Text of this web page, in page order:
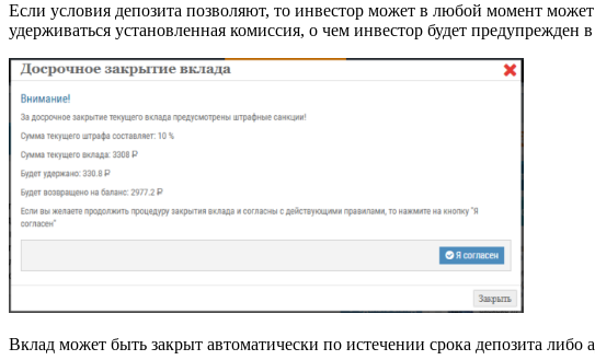
Если условия депозита позволяют, то инвестор может в любой момент
удерживаться установленная комиссия, о чем инвестор будет предупрежден
Вклад может быть закрыт автоматически по истечении срока депозита либо